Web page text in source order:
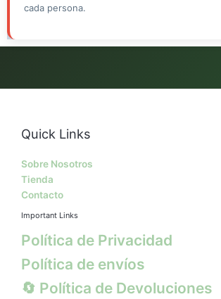
cada persona.
Quick Links
Sobre Nosotros
Tienda
Contacto
Important Links
Política de Privacidad
Política de envíos
🔄 Política de Devoluciones